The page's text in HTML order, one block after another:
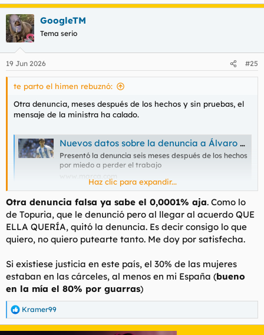
GoogleTM
Tema serio
19 Jun 2026 #25
te parto el himen rebuznó:
Otra denuncia, meses después de los hechos y sin pruebas, el
mensaje de la ministra ha calado.
Nuevos datos sobre la denuncia a Álvaro Aguado: la mujer declaró que había sido violada en los lavabos
Presentó la denuncia seis meses después de los hechos
por miedo a perder el trabajo
Lo mejor los comentarios de la noticia, salvo 4 gilipollas, ya no
engañan a nadie.
Haz clic para expandir...
Otra denuncia falsa ya sabe el 0,0001% aja. Como lo
de Topuria, que le denunció pero al llegar al acuerdo QUE
ELLA QUERÍA, quitó la denuncia. Es decir consigo lo que
quiero, no quiero putearte tanto. Me doy por satisfecha.
Si existiese justicia en este país, el 30% de las mujeres
estaban en las cárceles, al menos en mi España (bueno
en la mía el 80% por guarras)
R
e
a
Kramer99